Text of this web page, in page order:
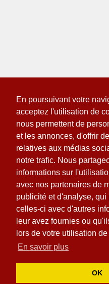
En poursuivant votre
acceptez l'utilisation de
nous permettent de
et les annonces, d'offrir
relatives aux médias
notre trafic. Nous
informations sur
avec nos partenaires de
publicité et d'analyse,
celles-ci avec d'autres
leur avez fournies ou
lors de votre utilisation
En savoir plus
OK